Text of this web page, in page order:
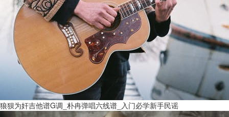
狼狈为奸吉他谱G调_朴冉弹唱六线谱_入门必学新手民谣